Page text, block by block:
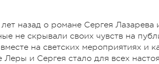
назад о романе Сергея
не скрывали своих чувств на
на светских мероприятиях и
Леры и Сергея стало для всех